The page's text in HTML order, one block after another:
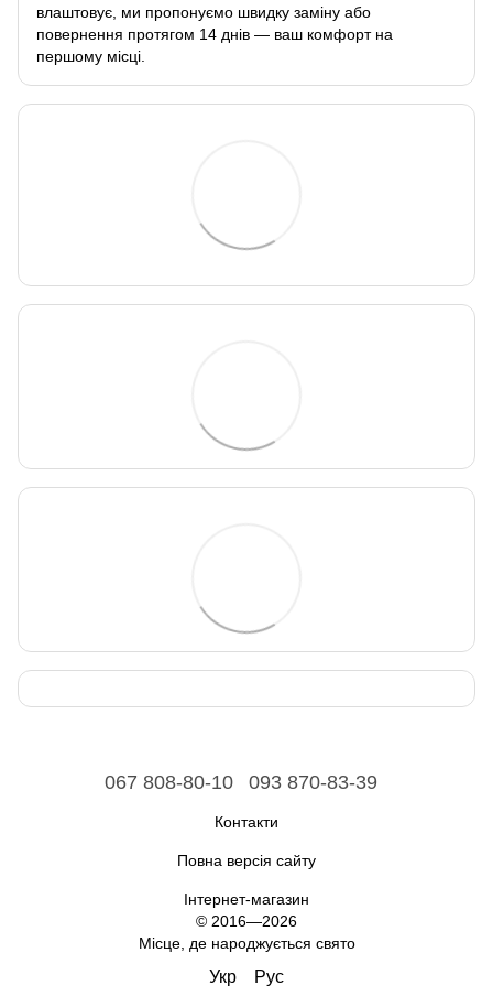
влаштовує, ми пропонуємо швидку заміну або
повернення протягом 14 днів — ваш комфорт на
першому місці.
067 808-80-10 093 870-83-39
Контакти
Повна версія сайту
Інтернет-магазин
© 2016—2026
Місце, де народжується свято
Укр Рус